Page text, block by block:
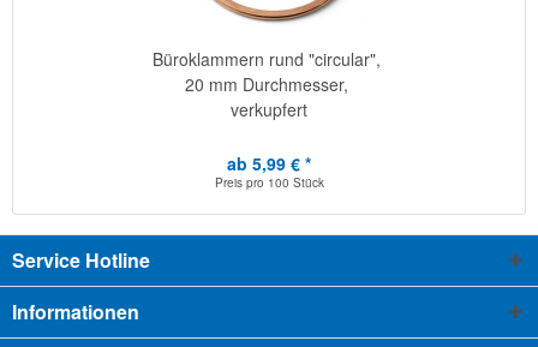
Büroklammern rund "circular",
20 mm Durchmesser,
verkupfert
ab 5,99 € *
Preis pro 100 Stück
Service Hotline
Informationen